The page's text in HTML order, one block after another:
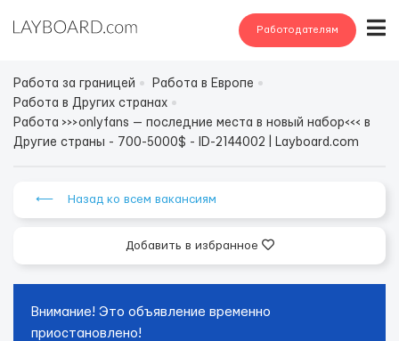
Работодателям
Работа за границей
Работа в Европе
Работа в Других странах
Работа >>>onlyfans — последние места в новый набор<<< в
Другие страны - 700-5000$ - ID-2144002 | Layboard.com
⟵ Назад ко всем вакансиям
Добавить в избранное
Внимание! Это объявление временно
приостановлено!